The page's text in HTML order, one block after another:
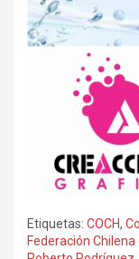
Etiquetas: COCH,
Federación